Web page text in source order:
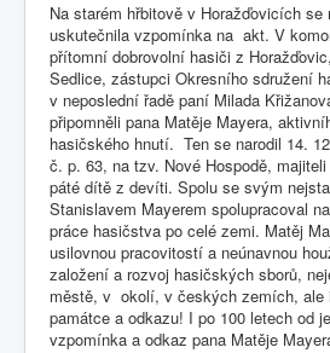
Na starém hřbitově v Horažďovicích
uskutečnila vzpomínka na akt. V
přítomní dobrovolní hasiči z
Sedlice, zástupci Okresního sdružení
v neposlední řadě paní Milada
připomněli pana Matěje Mayera,
hasičského hnutí. Ten se narodil 14.
č. p. 63, na tzv. Nové Hospodě,
páté dítě z devíti. Spolu se svým
Stanislavem Mayerem spolupracoval
práce hasičstva po celé zemi. Matěj
usilovnou pracovitostí a neúnavnou
založení a rozvoj hasičských sborů,
městě, v okolí, v českých zemích, ale
památce a odkazu! I po 100 letech od
vzpomínka a odkaz pana Matěje